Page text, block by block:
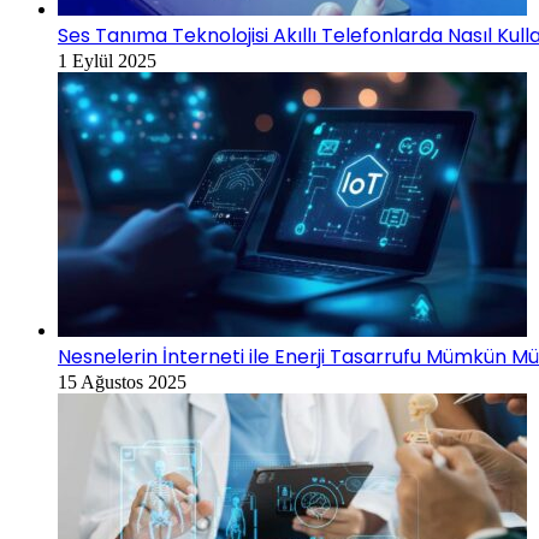
Ses Tanıma Teknolojisi Akıllı Telefonlarda Nasıl
1 Eylül 2025
Nesnelerin İnterneti ile Enerji Tasarrufu Mümkün
15 Ağustos 2025